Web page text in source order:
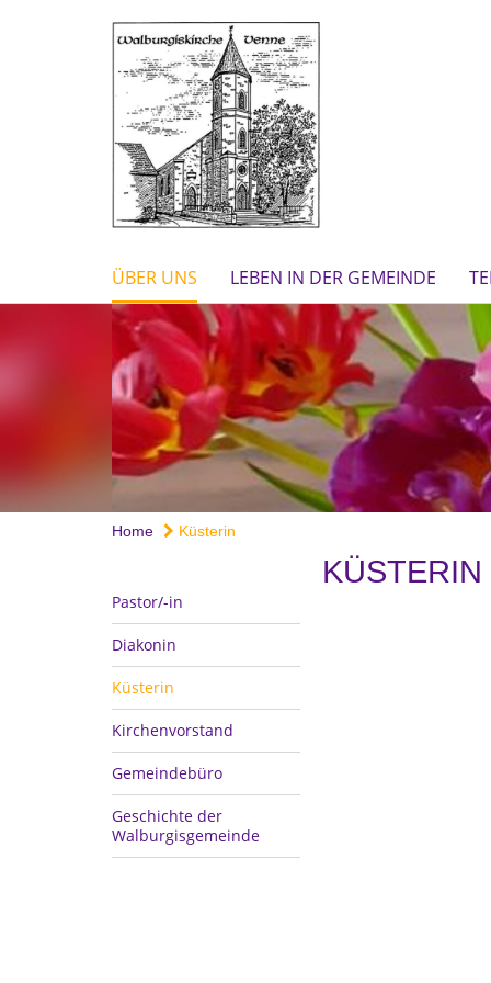
ÜBER UNS LEBEN IN DER GEMEINDE
Home Küsterin
Pastor/-in
Diakonin
Küsterin
Kirchenvorstand
Gemeindebüro
Geschichte der
Walburgisgemeinde
KÜSTERIN